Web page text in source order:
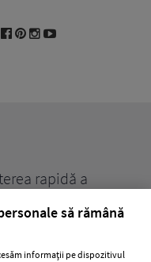
rapidă a
să rămână
informații pe dispozitivul